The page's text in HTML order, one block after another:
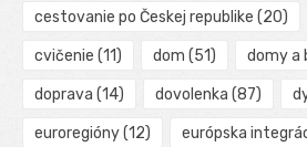
cestovanie po Českej republike (20)
cvičenie (11) dom (51) domy a
doprava (14) dovolenka (87)
euroregióny(12) európska